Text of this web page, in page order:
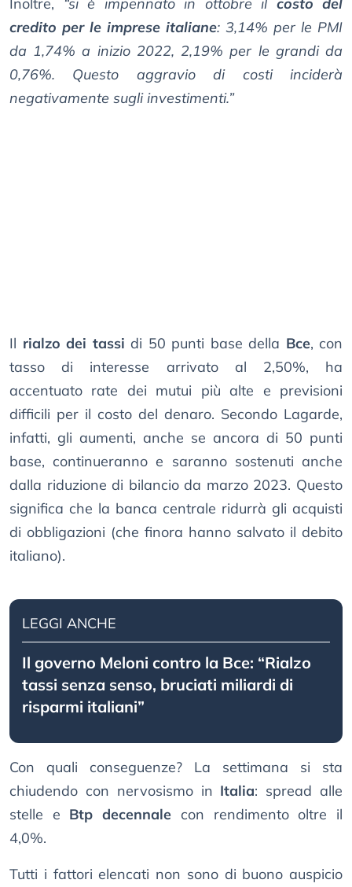
Inoltre,
“si è impennato in ottobre il costo del
credito per le imprese italiane: 3,14% per le PMI
da 1,74% a inizio 2022, 2,19% per le grandi da
0,76%. Questo aggravio di costi inciderà
negativamente sugli investimenti.”
Il rialzo dei tassi di 50 punti base della Bce, con
tasso di interesse arrivato al 2,50%, ha
accentuato rate dei mutui più alte e previsioni
difficili per il costo del denaro. Secondo Lagarde,
infatti, gli aumenti, anche se ancora di 50 punti
base, continueranno e saranno sostenuti anche
dalla riduzione di bilancio da marzo 2023. Questo
significa che la banca centrale ridurrà gli acquisti
di obbligazioni (che finora hanno salvato il debito
italiano).
LEGGI ANCHE
Il governo Meloni contro la Bce: “Rialzo
tassi senza senso, bruciati miliardi di
risparmi italiani”
Con quali conseguenze? La settimana si sta
chiudendo con nervosismo in Italia: spread alle
stelle e Btp decennale con rendimento oltre il
4,0%.
Tutti i fattori elencati non sono di buono auspicio